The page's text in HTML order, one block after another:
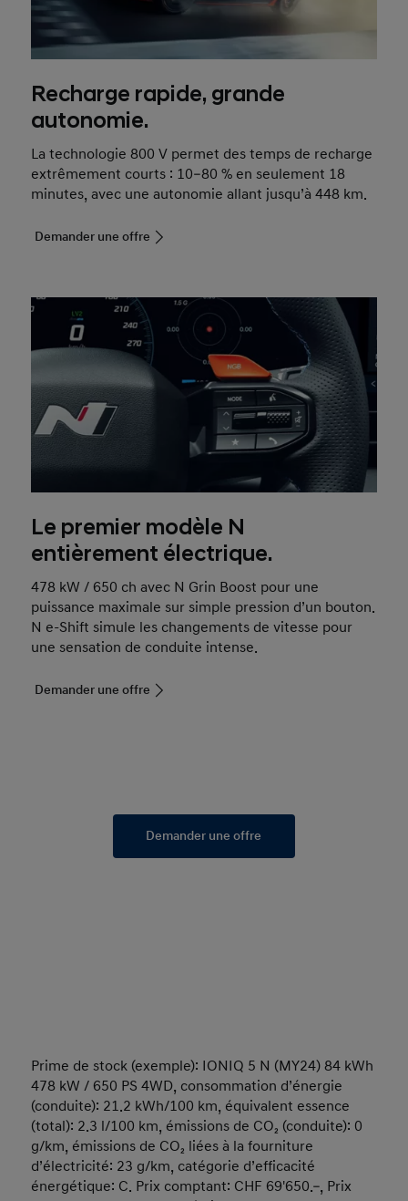
Recharge rapide, grande
autonomie.
La technologie 800 V permet des temps de recharge
extrêmement courts : 10–80 % en seulement 18
minutes, avec une autonomie allant jusqu’à 448 km.
Demander une offre
Le premier modèle N
entièrement électrique.
478 kW / 650 ch avec N Grin Boost pour une
puissance maximale sur simple pression d’un bouton.
N e-Shift simule les changements de vitesse pour
une sensation de conduite intense.
Demander une offre
Demander une offre
Prime de stock (exemple): IONIQ 5 N (MY24) 84 kWh
478 kW / 650 PS 4WD, consommation d’énergie
(conduite): 21.2 kWh/100 km, équivalent essence
(total): 2.3 l/100 km, émissions de CO₂ (conduite): 0
g/km, émissions de CO₂ liées à la fourniture
d’électricité: 23 g/km, catégorie d’efficacité
énergétique: C. Prix comptant: CHF 69'650.–, Prix